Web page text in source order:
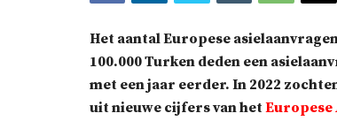
Het aantal Europese
100.000 Turken deden een
met een jaar eerder. In 2022
uit nieuwe cijfers van hetEuropese